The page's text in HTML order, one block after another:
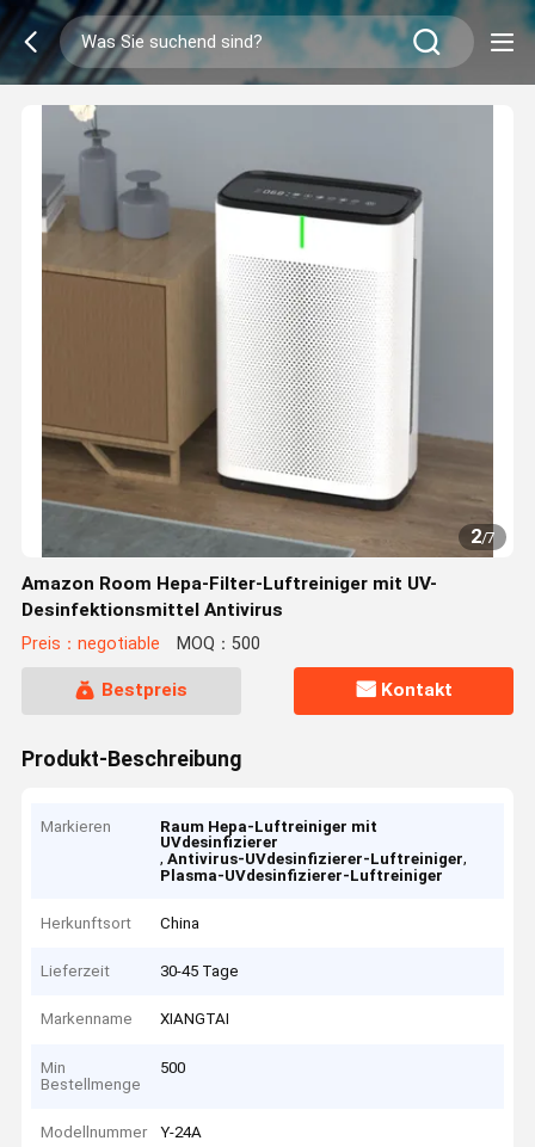
2/7
Amazon Room Hepa-Filter-Luftreiniger mit UV-
Desinfektionsmittel Antivirus
Preis：negotiable MOQ：500
Bestpreis Kontakt
Produkt-Beschreibung
Markieren
Raum Hepa-Luftreiniger mit
UVdesinfizierer
,Antivirus-UVdesinfizierer-Luftreiniger,
Plasma-UVdesinfizierer-Luftreiniger
Herkunftsort China
Lieferzeit 30-45 Tage
Markenname XIANGTAI
Min
Bestellmenge
500
Modellnummer Y-24A